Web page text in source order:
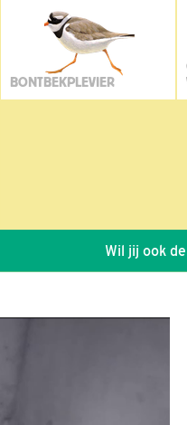
BONTBEKPLEVIER
Wil jij ook de